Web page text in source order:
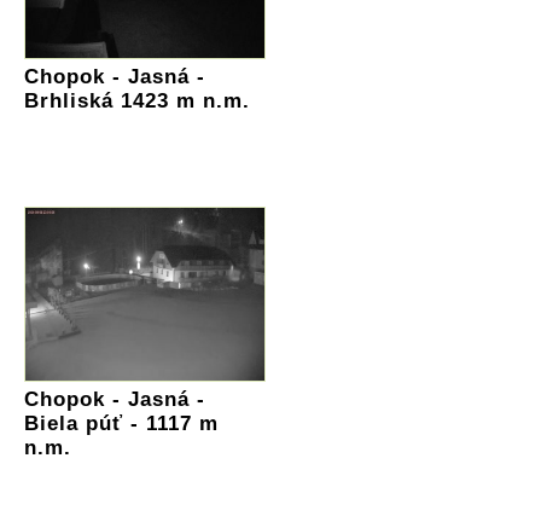
Chopok - Jasná -
Brhliská 1423 m n.m.
Chopok - Jasná -
Biela púť - 1117 m
n.m.